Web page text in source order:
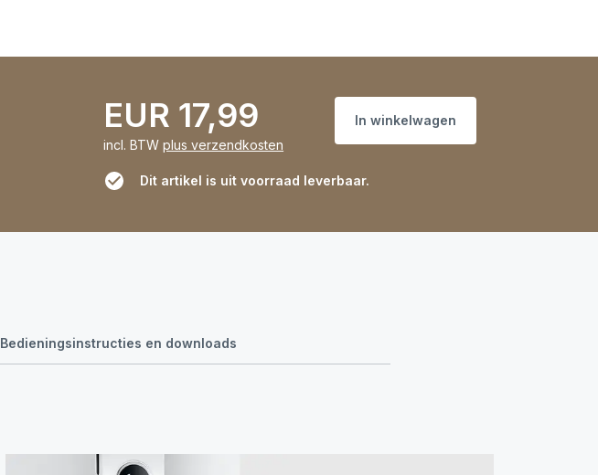
EUR 17,99
incl. BTW plus verzendkosten
In winkelwagen
Dit artikel is uit voorraad leverbaar.
Bedieningsinstructies en downloads